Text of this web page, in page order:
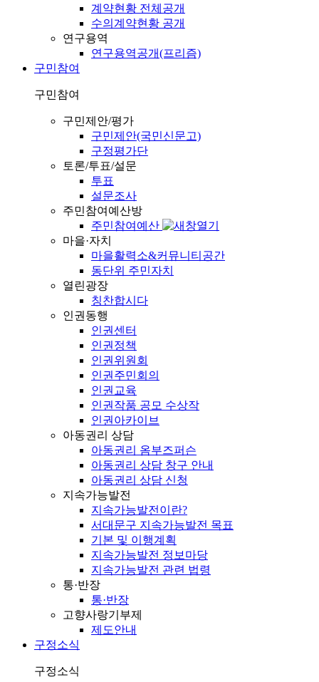
계약현황 전체공개
수의계약현황 공개
연구용역
연구용역공개(프리즘)
구민참여
구민참여
구민제안/평가
구민제안(국민신문고)
구정평가단
토론/투표/설문
투표
설문조사
주민참여예산방
주민참여예산
마을·자치
마을활력소&커뮤니티공간
동단위 주민자치
열린광장
칭찬합시다
인권동행
인권센터
인권정책
인권위원회
인권주민회의
인권교육
인권작품 공모 수상작
인권아카이브
아동권리 상담
아동권리 옴부즈퍼슨
아동권리 상담 창구 안내
아동권리 상담 신청
지속가능발전
지속가능발전이란?
서대문구 지속가능발전 목표
기본 및 이행계획
지속가능발전 정보마당
지속가능발전 관련 법령
통·반장
통·반장
고향사랑기부제
제도안내
구정소식
구정소식